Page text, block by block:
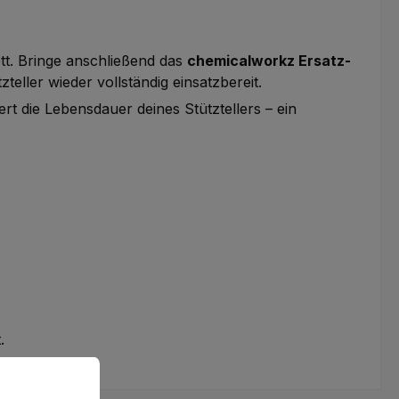
Bringe anschließend das chemicalworkz Ersatz-
wieder vollständig einsatzbereit.
die Lebensdauer deines Stütztellers – ein
zu machen.